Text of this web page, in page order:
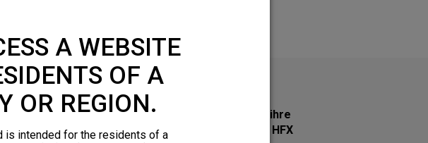
Holen Sie sich noch heute ihre
Informationsbroschüre zu HFX
A WEBSITE
OF A
OR REGION.
is intended for the residents of a